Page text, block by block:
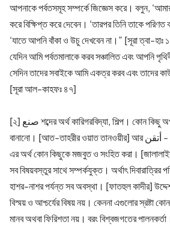
আপনাকে পর্বতসমূহ সম্পর্কে জিজ্ঞেস করে। বলুন,
করে বিক্ষিপ্ত করে দেবেন। ‘তারপর তিনি তাকে
‘যাতে আপনি বাঁকা ও উচু দেখবেন না।” [সূরা ত্বা-
যেদিন আমি পর্বতমালাকে করব সঞ্চালিত এবং আপনি
সেদিন তাদের সবাইকে আমি একত্র করব এবং তাদের
[সূরা আল-কাহফঃ ৪৭]
[২] صنع শব্দের অর্থ কারিগরবিদ্যা, শিল্প। কোন কিছু অপর কিছুর সাথে জুড়ে দিয়ে কিছু
বানানো। [আত-তাহরীর ওয়াত তানওয়ীর] আর أتقن - শব্দটি إتقان থেকে উদ্ভুত।
এর অর্থ কোন কিছুকে মজবুত ও সংহিত করা। [জালালাইন]
সব বিষয়বস্তুর সাথে সম্পর্কযুক্ত। অর্থাৎ দিবারাত্রির
হাশর-নাশর পর্যন্ত সব অবস্থা। [ফাতহুল কাদীর]
বিস্ময় ও আশ্চর্যের বিষয় নয়। কেননা এগুলোর স্রষ্টা
মানব অথবা ফিরিশতা নয়। বরং বিশ্বজগতের